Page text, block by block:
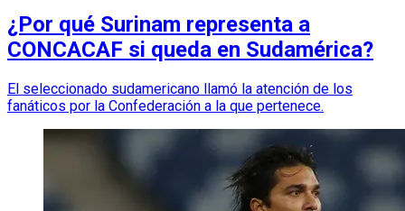
¿Por qué Surinam representa a
CONCACAF si queda en Sudamérica?
El seleccionado sudamericano llamó la atención de los
fanáticos por la Confederación a la que pertenece.